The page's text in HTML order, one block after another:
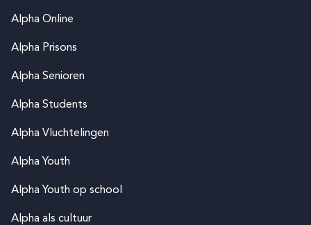
Alpha Online
Alpha Prisons
Alpha Senioren
Alpha Students
Alpha Vluchtelingen
Alpha Youth
Alpha Youth op school
Alpha als cultuur